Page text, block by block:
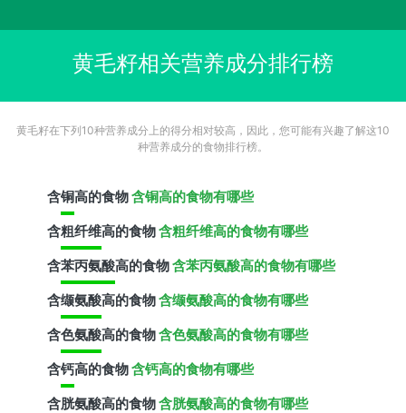
黄毛籽相关营养成分排行榜
黄毛籽在下列10种营养成分上的得分相对较高，因此，您可能有兴趣了解这10
种营养成分的食物排行榜。
含铜高的食物含铜高的食物有哪些
含粗纤维高的食物含粗纤维高的食物有哪些
含苯丙氨酸高的食物含苯丙氨酸高的食物有哪些
含缬氨酸高的食物含缬氨酸高的食物有哪些
含色氨酸高的食物含色氨酸高的食物有哪些
含钙高的食物含钙高的食物有哪些
含胱氨酸高的食物含胱氨酸高的食物有哪些